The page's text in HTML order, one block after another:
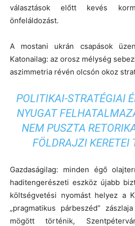
választások előtt kevés
önfeláldozást.
A mostani ukrán csapások
Katonailag: az orosz mélység
aszimmetria révén olcsón okoz
POLITIKAI-STRATÉGIAI
NYUGAT
NEM PUSZTA
FÖLDRAJZI KERETEI
Gazdaságilag: minden égő
haditengerészeti eszköz újabb
költségvetési nyomást helyez a
„pragmatikus párbeszéd”
mögött történik,